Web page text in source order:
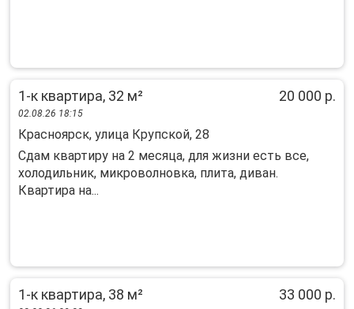
1-к квартира, 32 м² 20 000 р.
02.08.26 18:15
Красноярск, улица Крупской, 28
Сдам квартиру на 2 месяца, для жизни есть все,
холодильник, микроволновка, плита, диван.
Квартира на...
1-к квартира, 38 м² 33 000 р.